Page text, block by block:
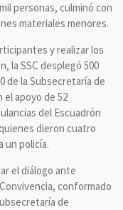
personas, culminó con
materiales menores.
y realizar los
la SSC desplegó 500
de la Subsecretaría de
apoyo de 52
del Escuadrón
dieron cuatro
un policía.
el diálogo ante
conformado
de